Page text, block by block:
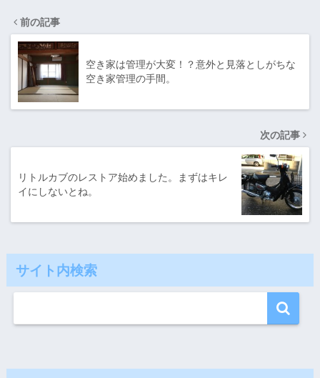
前の記事
空き家は管理が大変！？意外と見落としがちな
空き家管理の手間。
次の記事
リトルカブのレストア始めました。まずはキレ
イにしないとね。
サイト内検索